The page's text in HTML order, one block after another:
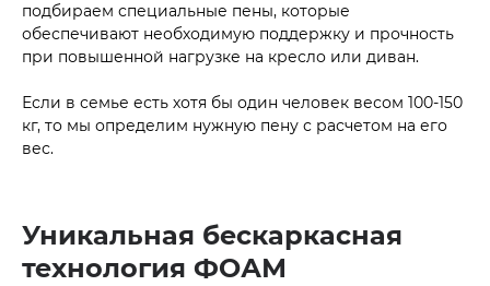
подбираем специальные пены, которые
обеспечивают необходимую поддержку и прочность
при повышенной нагрузке на кресло или диван.
Если в семье есть хотя бы один человек весом 100-150
кг, то мы определим нужную пену с расчетом на его
вес.
Уникальная бескаркасная
технология ФОАМ